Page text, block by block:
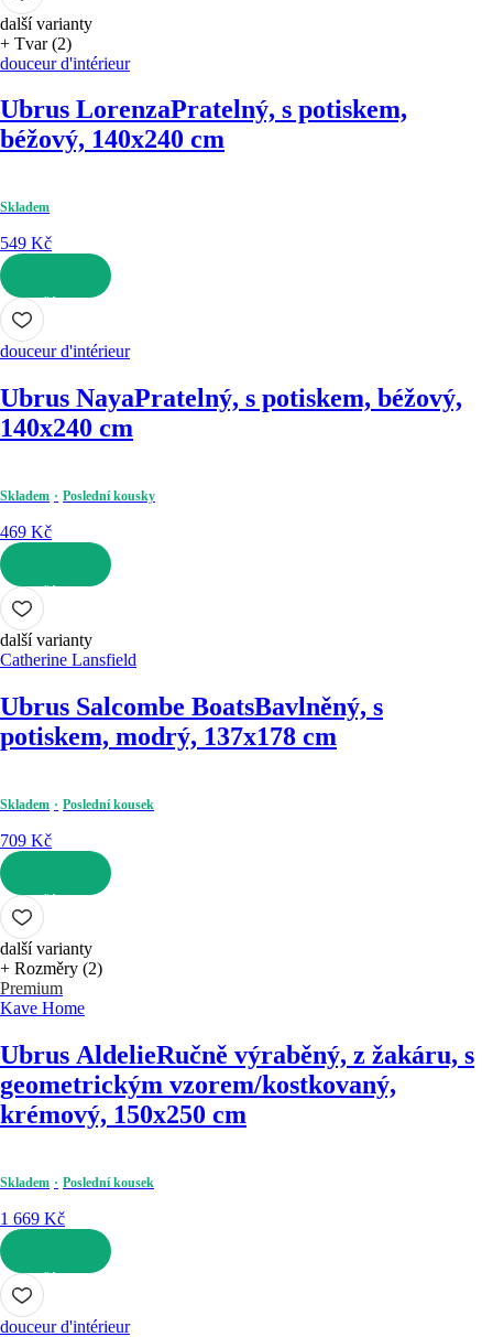
další varianty
+ Tvar (2)
douceur d'intérieur
Ubrus LorenzaPratelný, s potiskem,
béžový, 140x240 cm
Skladem
549 Kč
DO KOŠÍKU
douceur d'intérieur
Ubrus NayaPratelný, s potiskem, béžový,
140x240 cm
Skladem Poslední kousky
469 Kč
DO KOŠÍKU
další varianty
Catherine Lansfield
Ubrus Salcombe BoatsBavlněný, s
potiskem, modrý, 137x178 cm
Skladem Poslední kousek
709 Kč
DO KOŠÍKU
další varianty
+ Rozměry (2)
Premium
Kave Home
Ubrus AldelieRučně výraběný, z žakáru, s
geometrickým vzorem/kostkovaný,
krémový, 150x250 cm
Skladem Poslední kousek
1 669 Kč
DO KOŠÍKU
douceur d'intérieur